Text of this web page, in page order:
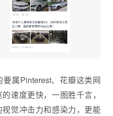
属Pinterest、花瓣这类网
速度更快，一图胜千言，
觉冲击力和感染力，更能